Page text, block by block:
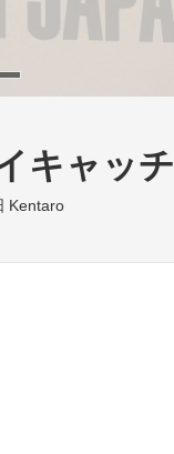
キャッチ
Kentaro